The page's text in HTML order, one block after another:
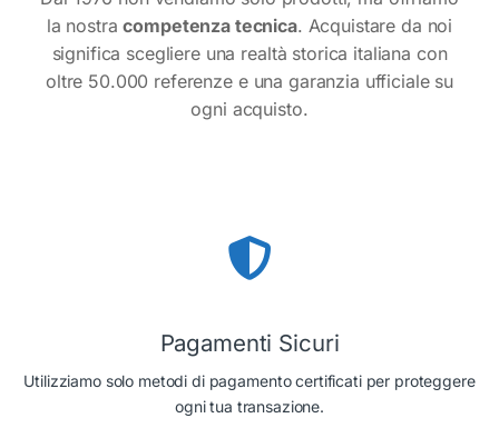
la nostracompetenza tecnica. Acquistare da noi
significa scegliere una realtà storica italiana con
oltre 50.000 referenze e una garanzia ufficiale su
ogni acquisto.
Pagamenti Sicuri
Utilizziamo solo metodi di pagamento certificati per proteggere
ogni tua transazione.